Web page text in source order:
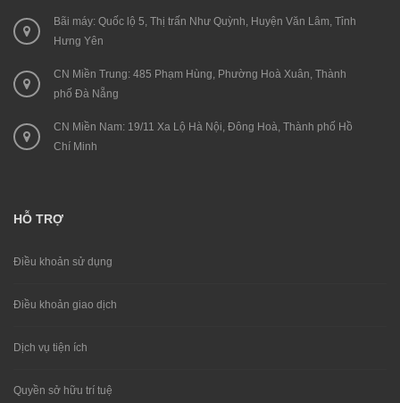
Bãi máy: Quốc lộ 5, Thị trấn Như Quỳnh, Huyện Văn Lâm, Tỉnh
Hưng Yên
CN Miền Trung: 485 Phạm Hùng, Phường Hoà Xuân, Thành
phố Đà Nẵng
CN Miền Nam: 19/11 Xa Lộ Hà Nội, Đông Hoà, Thành phố Hồ
Chí Minh
HỖ TRỢ
Điều khoản sử dụng
Điều khoản giao dịch
Dịch vụ tiện ích
Quyền sở hữu trí tuệ